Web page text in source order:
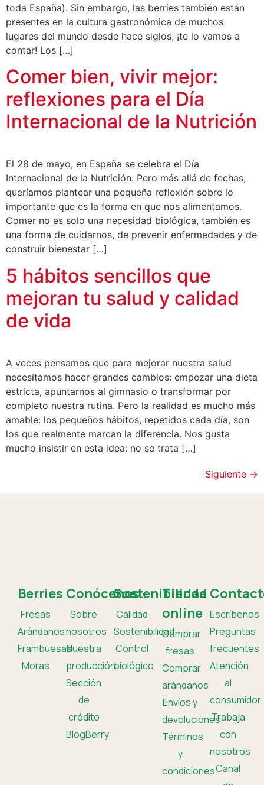
toda España). Sin embargo, las berries también están
presentes en la cultura gastronómica de muchos
lugares del mundo desde hace siglos, ¡te lo vamos a
contar! Los […]
Comer bien, vivir mejor:
reflexiones para el Día
Internacional de la Nutrición
El 28 de mayo, en España se celebra el Día
Internacional de la Nutrición. Pero más allá de fechas,
queríamos plantear una pequeña reflexión sobre lo
importante que es la forma en que nos alimentamos.
Comer no es solo una necesidad biológica, también es
una forma de cuidarnos, de prevenir enfermedades y de
construir bienestar […]
5 hábitos sencillos que
mejoran tu salud y calidad
de vida
A veces pensamos que para mejorar nuestra salud
necesitamos hacer grandes cambios: empezar una dieta
estricta, apuntarnos al gimnasio o transformar por
completo nuestra rutina. Pero la realidad es mucho más
amable: los pequeños hábitos, repetidos cada día, son
los que realmente marcan la diferencia. Nos gusta
mucho insistir en esta idea: no se trata […]
Siguiente →
Berries
Fresas
Arándanos
Frambuesas
Moras
Conócenos
Sobre
nosotros
Nuestra
producción
Sección
de
crédito
BlogBerry
Sostenibilidad
Calidad
Sostenibilidad
Control
biológico
Tienda
online
Comprar
fresas
Comprar
arándanos
Envíos y
devoluciones
Términos
y
condiciones
Escríbenos
Preguntas
frecuentes
Atención
al
consumidor
Trabaja
con
nosotros
Canal